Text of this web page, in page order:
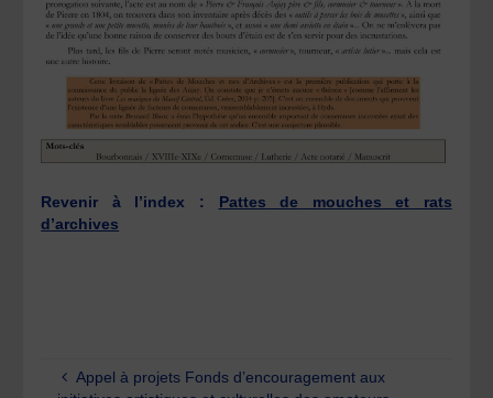
Revenir à l’index : Pattes de mouches et rats
d’archives
Appel à projets Fonds d’encouragement aux